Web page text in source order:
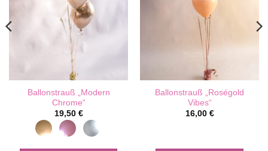
Ballonstrauß „Modern
Chrome“
19,50 €
Ballonstrauß „Roségold
Vibes“
16,00 €